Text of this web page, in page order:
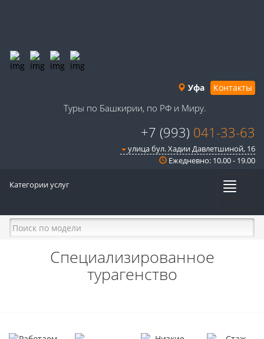
Уфа Контакты
Туры по Башкирии, по РФ и Миру.
+7 (993) 041-33-63
улица бул. Хадии Давлетшиной, 16
Ежедневно: 10.00 - 19.00
Категории услуг
Специализированное
турагенство